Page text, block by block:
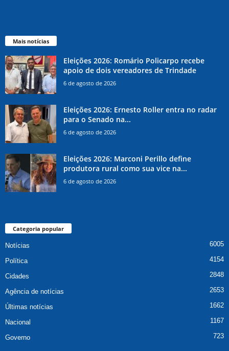
Mais notícias
Eleições 2026: Romário Policarpo recebe
apoio de dois vereadores de Trindade
6 de agosto de 2026
Eleições 2026: Ernesto Roller entra no radar
para o Senado na...
6 de agosto de 2026
Eleições 2026: Marconi Perillo define
produtora rural como sua vice na...
6 de agosto de 2026
Categoria popular
Notícias 6005
Política 4154
Cidades 2848
Agência de notícias 2653
Últimas notícias 1662
Nacional 1167
Governo 723